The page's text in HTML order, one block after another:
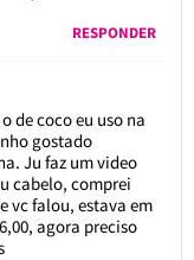
RESPONDER
de coco eu uso na
gostado
Ju faz um video
cabelo, comprei
vc falou, estava em
agora preciso